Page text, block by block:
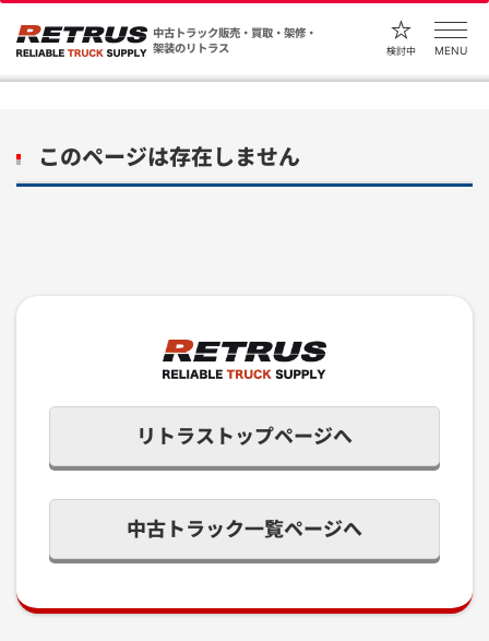
中古トラック販売・買取・架修・
架装のリトラス
検討中 MENU
このページは存在しません
リトラストップページへ
中古トラック一覧ページへ